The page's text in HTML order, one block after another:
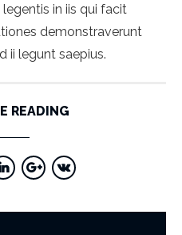
in iis qui facit
demonstraverunt
ii legunt saepius.
READING